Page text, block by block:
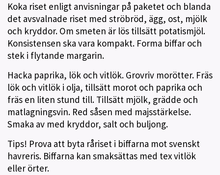
Koka riset enligt anvisningar på paketet och blanda
det avsvalnade riset med ströbröd, ägg, ost, mjölk
och kryddor. Om smeten är lös tillsätt potatismjöl.
Konsistensen ska vara kompakt. Forma biffar och
stek i flytande margarin.
Hacka paprika, lök och vitlök. Grovriv morötter. Fräs
lök och vitlök i olja, tillsätt morot och paprika och
fräs en liten stund till. Tillsätt mjölk, grädde och
matlagningsvin. Red såsen med majsstärkelse.
Smaka av med kryddor, salt och buljong.
Tips! Prova att byta råriset i biffarna mot svenskt
havreris. Biffarna kan smaksättas med tex vitlök
eller örter.